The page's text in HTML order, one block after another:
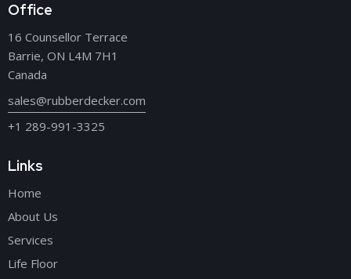
Office
16 Counsellor Terrace
Barrie, ON L4M 7H1
Canada
sales@rubberdecker.com
+1 289-991-3325
Links
Home
About Us
Services
Life Floor